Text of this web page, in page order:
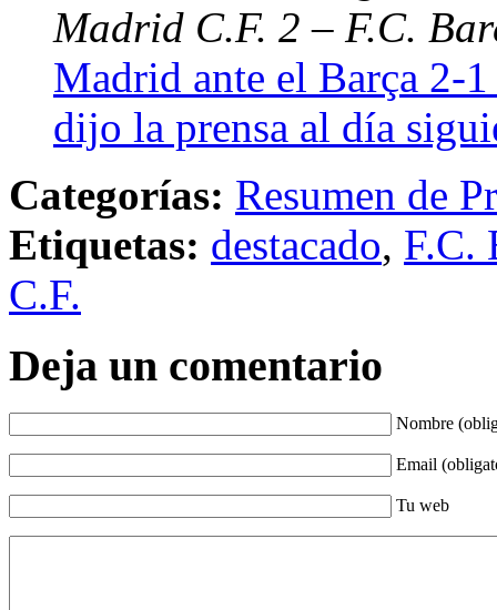
Madrid C.F. 2 – F.C.
Madrid ante el Barça 2-
dijo la prensa al día
Categorías: Resumen de
Etiquetas: destacado, F.C.
C.F.
Deja un comentario
Nombre
Email
Tu web